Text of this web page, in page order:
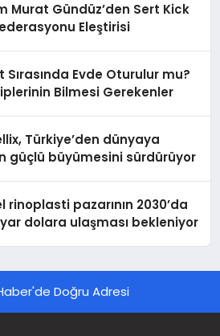
Murat Gündüz’den Sert Kick
Eleştirisi
Sırasında Evde Oturulur mu?
Bilmesi Gerekenler
Türkiye’den dünyaya
güçlü büyümesini sürdürüyor
rinoplasti pazarının 2030’da
dolara ulaşması bekleniyor
Doğru Adresi